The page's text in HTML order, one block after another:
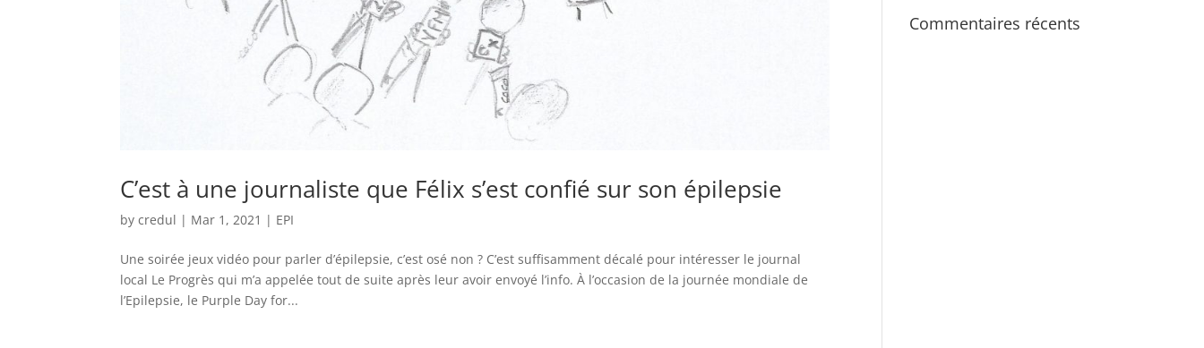
C’est à une journaliste que Félix s’est confié sur son épilepsie
bycredul | Mar 1, 2021 | EPI
Une soirée jeux vidéo pour parler d’épilepsie, c’est osé non ? C’est suffisamment décalé pour intéresser le journal
local Le Progrès qui m’a appelée tout de suite après leur avoir envoyé l’info. À l’occasion de la journée mondiale de
l’Epilepsie, le Purple Day for...
Commentaires récents